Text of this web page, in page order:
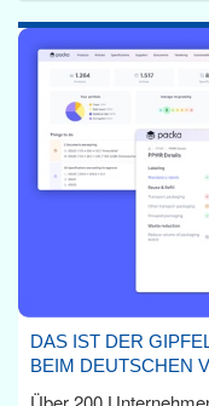
DAS IST DER
BEIM DEUTSCHEN